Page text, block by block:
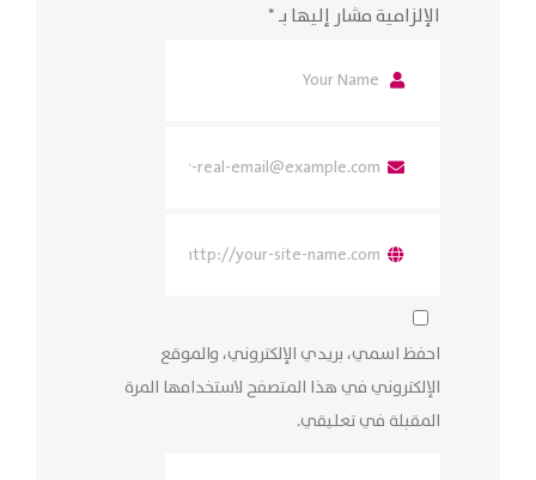
الإلزامية مشار إليها بـ*
احفظ اسمي، بريدي الإلكتروني، والموقع
الإلكتروني في هذا المتصفح لاستخدامها المرة
المقبلة في تعليقي.